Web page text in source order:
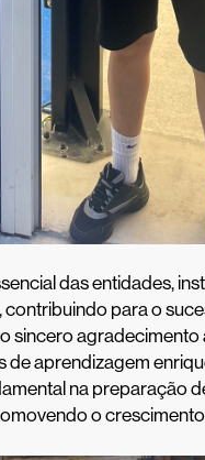
das entidades,
para o
sincero agradecimento
de aprendizagem
na preparação
o